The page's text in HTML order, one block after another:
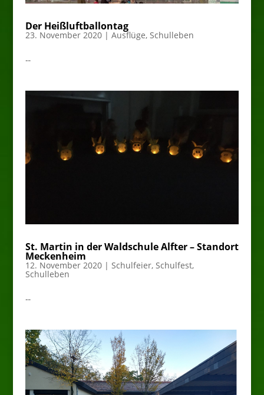
Der Heißluftballontag
23. November 2020| Ausflüge, Schulleben
...
St. Martin in der Waldschule Alfter – Standort
Meckenheim
12. November 2020| Schulfeier, Schulfest,
Schulleben
...